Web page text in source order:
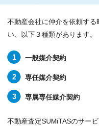
不動産会社に仲介を依頼す
い、以下３種類があります。
一般媒介契約
専任媒介契約
専属専任媒介契約
不動産査定SUMiTASのサー